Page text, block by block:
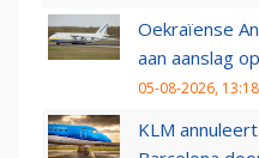
Oekraïense
aan aanslag
05-08-2026, 13:18
KLM